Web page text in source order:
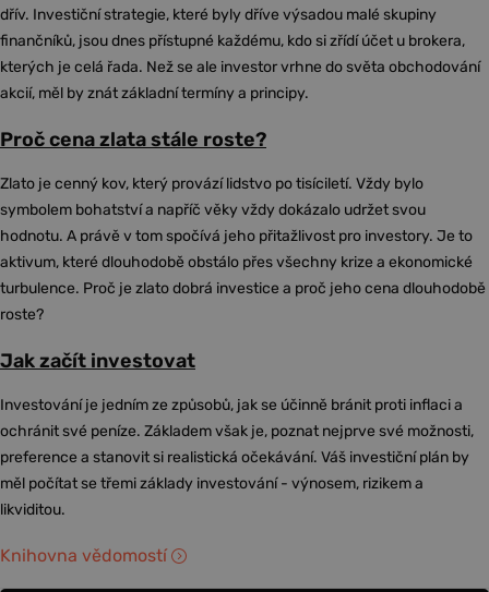
dřív. Investiční strategie, které byly dříve výsadou malé skupiny
finančníků, jsou dnes přístupné každému, kdo si zřídí účet u brokera,
kterých je celá řada. Než se ale investor vrhne do světa obchodování
akcií, měl by znát základní termíny a principy.
Proč cena zlata stále roste?
Zlato je cenný kov, který provází lidstvo po tisíciletí. Vždy bylo
symbolem bohatství a napříč věky vždy dokázalo udržet svou
hodnotu. A právě v tom spočívá jeho přitažlivost pro investory. Je to
aktivum, které dlouhodobě obstálo přes všechny krize a ekonomické
turbulence. Proč je zlato dobrá investice a proč jeho cena dlouhodobě
roste?
Jak začít investovat
Investování je jedním ze způsobů, jak se účinně bránit proti inflaci a
ochránit své peníze. Základem však je, poznat nejprve své možnosti,
preference a stanovit si realistická očekávání. Váš investiční plán by
měl počítat se třemi základy investování - výnosem, rizikem a
likviditou.
Knihovna vědomostí